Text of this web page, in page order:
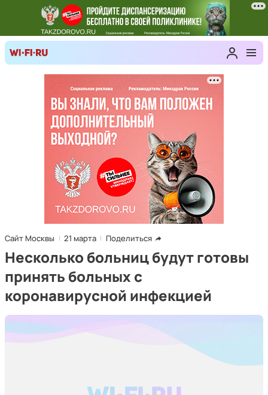
Сайт Москвы 21 марта Поделиться
Несколько больниц будут готовы
принять больных с
коронавирусной инфекцией